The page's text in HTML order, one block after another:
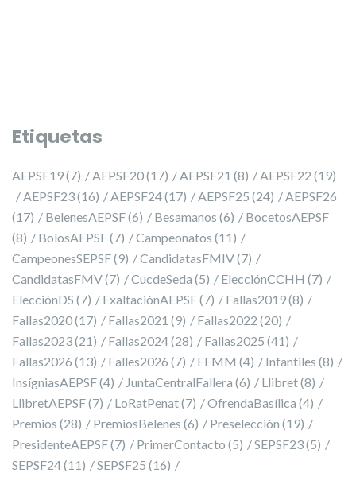
Etiquetas
AEPSF19(7) AEPSF20(17) AEPSF21 (8) AEPSF22 (19)
AEPSF23(16) AEPSF24(17) AEPSF25 (24)
AEPSF26
(17)
BelenesAEPSF(6) Besamanos (6)
BocetosAEPSF
(8)
BolosAEPSF(7) Campeonatos (11)
CampeonesSEPSF(9) CandidatasFMIV(7)
CandidatasFMV(7) CucdeSeda (5) ElecciónCCHH (7)
ElecciónDS (7) ExaltaciónAEPSF(7) Fallas2019(8)
Fallas2020(17) Fallas2021 (9) Fallas2022 (20)
Fallas2023(21) Fallas2024(28) Fallas2025 (41)
Fallas2026 (13) Falles2026 (7) FFMM (4) Infantiles (8)
InsígniasAEPSF(4) JuntaCentralFallera (6) Llibret(8)
LlibretAEPSF(7) LoRatPenat(7) OfrendaBasílica (4)
Premios (28) PremiosBelenes (6) Preselección (19)
PresidenteAEPSF(7) PrimerContacto (5) SEPSF23(5)
SEPSF24(11) SEPSF25 (16)